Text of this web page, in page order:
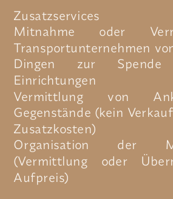
Zusatzservices
Mitnahme oder
Transportunternehmen
Dingen zur
Einrichtungen
Vermittlung von
Gegenstände (kein
Zusatzkosten)
Organisation der
(Vermittlung oder
Aufpreis)